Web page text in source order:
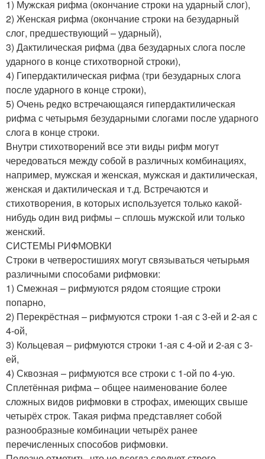
1) Мужская рифма (окончание строки на ударный слог),
2) Женская рифма (окончание строки на безударный
слог, предшествующий – ударный),
3) Дактилическая рифма (два безударных слога после
ударного в конце стихотворной строки),
4) Гипердактилическая рифма (три безударных слога
после ударного в конце строки),
5) Очень редко встречающаяся гипердактилическая
рифма с четырьмя безударными слогами после ударного
слога в конце строки.
Внутри стихотворений все эти виды рифм могут
чередоваться между собой в различных комбинациях,
например, мужская и женская, мужская и дактилическая,
женская и дактилическая и т.д. Встречаются и
стихотворения, в которых используется только какой-
нибудь один вид рифмы – сплошь мужской или только
женский.
СИСТЕМЫ РИФМОВКИ
Строки в четверостишиях могут связываться четырьмя
различными способами рифмовки:
1) Смежная – рифмуются рядом стоящие строки
попарно,
2) Перекрёстная – рифмуются строки 1-ая с 3-ей и 2-ая с
4-ой,
3) Кольцевая – рифмуются строки 1-ая с 4-ой и 2-ая с 3-
ей,
4) Сквозная – рифмуются все строки с 1-ой по 4-ую.
Сплетённая рифма – общее наименование более
сложных видов рифмовки в строфах, имеющих свыше
четырёх строк. Такая рифма представляет собой
разнообразные комбинации четырёх ранее
перечисленных способов рифмовки.